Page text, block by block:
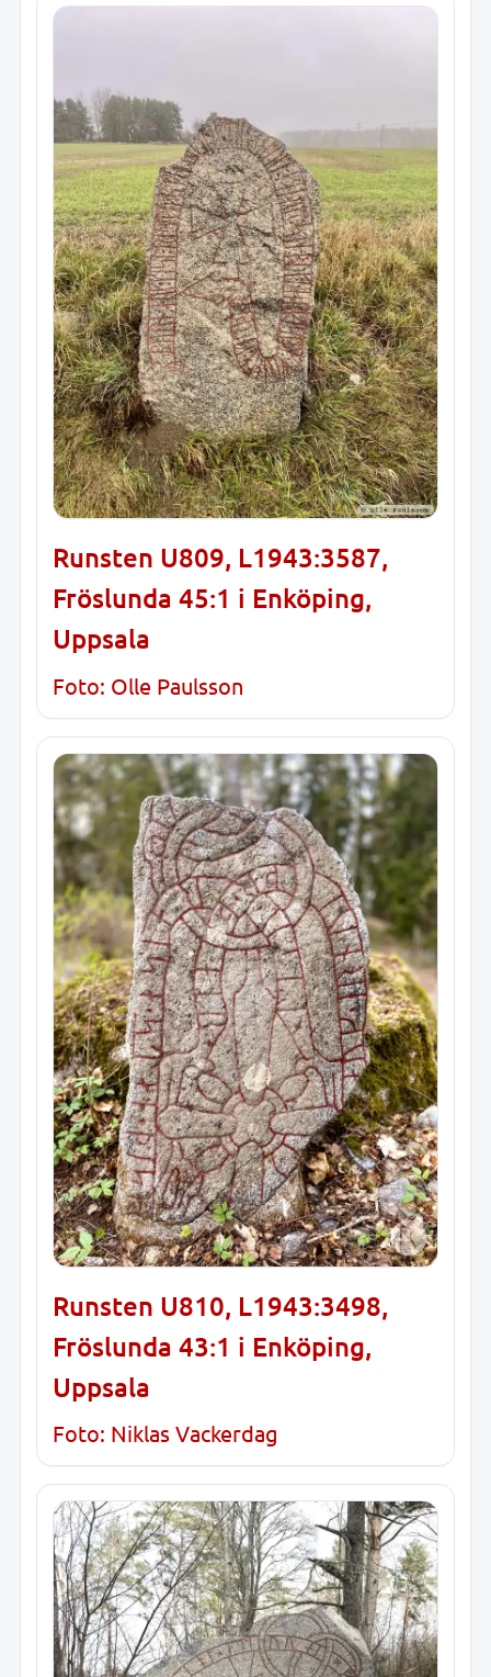
Runsten U809, L1943:3587,
Fröslunda 45:1 i Enköping,
Uppsala
Foto: Olle Paulsson
Runsten U810, L1943:3498,
Fröslunda 43:1 i Enköping,
Uppsala
Foto: Niklas Vackerdag